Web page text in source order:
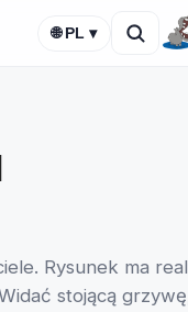
🌐 PL ▾
Rysunek ma
stojącą